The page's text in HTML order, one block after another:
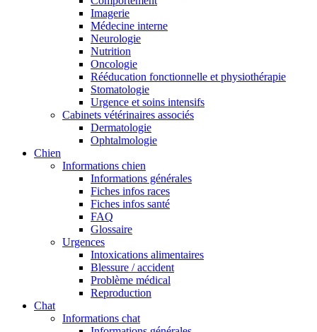
Imagerie
Médecine interne
Neurologie
Nutrition
Oncologie
Rééducation fonctionnelle et physiothérapie
Stomatologie
Urgence et soins intensifs
Cabinets vétérinaires associés
Dermatologie
Ophtalmologie
Chien
Informations chien
Informations générales
Fiches infos races
Fiches infos santé
FAQ
Glossaire
Urgences
Intoxications alimentaires
Blessure / accident
Problème médical
Reproduction
Chat
Informations chat